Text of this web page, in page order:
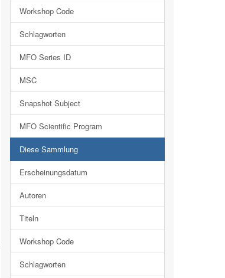
Workshop Code
Schlagworten
MFO Series ID
MSC
Snapshot Subject
MFO Scientific Program
Diese Sammlung
Erscheinungsdatum
Autoren
Titeln
Workshop Code
Schlagworten